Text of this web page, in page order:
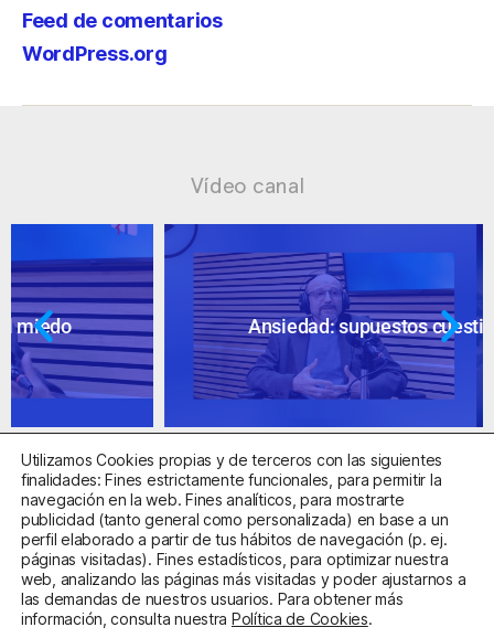
Feed de comentarios
WordPress.org
Vídeo canal
Ansiedad: supuestos cuestionables
Centro Sanitario Autorizado con el código E08737002
Aviso LegalPolítica de PrivacidadPolítica de Cookies
Utilizamos Cookies propias y de terceros con las siguientes
finalidades: Fines estrictamente funcionales, para permitir la
navegación en la web. Fines analíticos, para mostrarte
publicidad (tanto general como personalizada) en base a un
perfil elaborado a partir de tus hábitos de navegación (p. ej.
páginas visitadas). Fines estadísticos, para optimizar nuestra
web, analizando las páginas más visitadas y poder ajustarnos a
las demandas de nuestros usuarios. Para obtener más
información, consulta nuestra Política de Cookies.